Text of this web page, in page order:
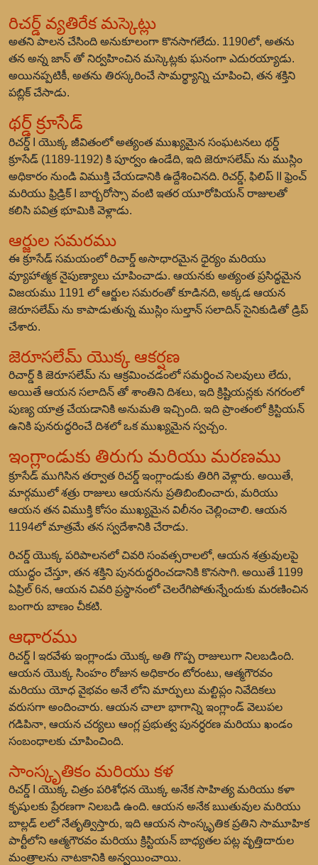
రిచర్డ్ వ్యతిరేక మస్కెట్లు
అతని పాలన చేసింది అనుకూలంగా కొనసాగలేదు. 1190లో, అతను
తన అన్న జాన్ తో నిర్వహించిన మస్కెట్లకు ఘనంగా ఎదురయ్యాడు.
అయినప్పటికీ, అతను తిరస్కరించే సామర్థ్యాన్ని చూపించి, తన శక్తిని
పబ్లిక్ చేసాడు.
థర్డ్ క్రూసేడ్
రిచర్డ్ I యొక్క జీవితంలో అత్యంత ముఖ్యమైన సంఘటనలు థర్డ్
క్రూసేడ్ (1189-1192) కి పూర్వం ఉండేది, ఇది జెరూసలేమ్ ను ముస్లిం
అధికారం నుండి విముక్తి చేయడానికి ఉద్దేశించినది. రిచర్డ్, ఫిలిప్ II ఫ్రెంచ్
మరియు ఫ్రిడ్రిక్ I బార్బరోస్సా వంటి ఇతర యూరోపియన్ రాజులతో
కలిసి పవిత్ర భూమికి వెళ్లాడు.
ఆర్జుల సమరము
ఈ క్రూసేడ్ సమయంలో రిచార్డ్ అసాధారమైన ధైర్యం మరియు
వ్యూహాత్మక నైపుణ్యాలు చూపించాడు. ఆయనకు అత్యంత ప్రసిద్ధమైన
విజయము 1191 లో ఆర్జుల సమరంతో కూడినది, అక్కడ ఆయన
జెరూసలేమ్ ను కాపాడుతున్న ముస్లిం సుల్తాన్ సలాదిన్ సైనికుడితో డ్రిప్
చేశారు.
జెరూసలేమ్ యొక్క ఆకర్షణ
రిచార్డ్ కి జెరూసలేమ్ ను ఆక్రమించడంలో సమర్ధించ సెలవులు లేదు,
అయితే ఆయన సలాదిన్ తో శాంతిని దిశలు, ఇది క్రిష్టియన్లకు నగరంలో
పుణ్య యాత్ర చేయడానికి అనుమతి ఇచ్చింది. ఇది ప్రాంతంలో క్రిస్టియన్
ఉనికి పునరుద్ధరించే దిశలో ఒక ముఖ్యమైన స్వచ్చం.
ఇంగ్లాండుకు తిరుగు మరియు మరణము
క్రూసేడ్ ముగిసిన తర్వాత రిచర్డ్ ఇంగ్లాండుకు తిరిగి వెళ్లారు. అయితే,
మార్గములో శత్రు రాజులు ఆయనను ప్రతిబింబించారు, మరియు
ఆయన తన విముక్తి కోసం ముఖ్యమైన విలీనం చెల్లించాలి. ఆయన
1194లో మాత్రమే తన స్వదేశానికి చేరాడు.
రిచర్డ్ యొక్క పరిపాలనలో చివరి సంవత్సరాలలో, ఆయన శత్రువులపై
యుద్ధం చేస్తూ, తన శక్తిని పునరుద్ధరించడానికి కొనసాగి. అయితే 1199
ఏప్రిల్ 6న, ఆయన చివరి ప్రస్థానంలో చెలరేగిపోతున్నేందుకు మరణించిన
బంగారు బాణం చీకటి.
ఆధారము
రిచర్డ్ I ఇరవేళు ఇంగ్లాండు యొక్క అతి గొప్ప రాజులుగా నిలబడింది.
ఆయన యొక్క సింహం రోజున అధికారం టోరంటు, ఆత్మగౌరవం
మరియు యోధ వైభవం అనే లోని మార్పులు మల్టిప్లం నివేదికలు
వరుసగా అందించారు. ఆయన చాలా భాగాన్ని ఇంగ్లాండ్ వెలుపల
గడిపినా, ఆయన చర్యలు ఆంగ్ల ప్రభుత్వ పునర్ధరణ మరియు ఖండం
సంబంధాలకు చూపించింది.
సాంస్కృతికం మరియు కళ
రిచర్డ్ I యొక్క చిత్రం పరిశోధన యొక్క అనేక సాహిత్య మరియు కళా
కృషులకు ప్రేరణగా నిలబడి ఉంది. ఆయన అనేక ఋతువుల మరియు
బాల్లడ్ లలో నేతృత్విస్తారు, ఇది ఆయన సాంస్కృతిక ప్రతిని సామూహిక
పార్టీలోని ఆత్మగౌరవం మరియు క్రిస్టియన్ బాధ్యతల పట్ల వృత్తిదారుల
మంత్రాలను నాటకానికి అన్వయించాయి.